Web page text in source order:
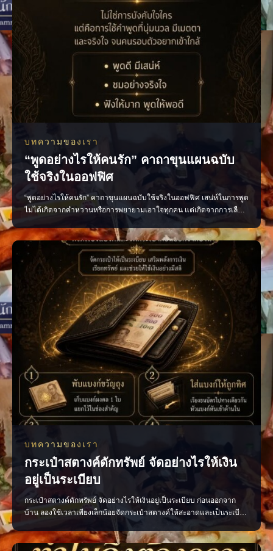
บทความของเรา
“พูดอย่างไรให้คนรัก” คาถาขุนแผนฉบับ
ใช้จริงในออฟฟิศ
“พูดอย่างไรให้คนรัก” คาถาขุนแผนฉบับใช้จริงในออฟฟิศ เสน่ห์ในการพูด
ไม่ได้เกิดจากคำหวานหรือการพยายามเอาใจทุกคน แต่เกิดจากการเลือก
ใช้คำพูดอย่างเหมาะสม น้ำเสียงนุ่มนวล และมีความจริงใจ หลักง่าย ๆ ที่
นำไปใช้ได้จริง พูดดีโดยไม่เสแสร้ง ชื่นชมอย่างจริงใจ รับฟังให้มาก และ
พูดให้พอดี เพียงเปลี่ยนวิธีสื่อสาร บรร
บทความของเรา
กระเป๋าสตางค์ดักทรัพย์ จัดอย่างไรให้เงิน
อยู่เป็นระเบียบ
กระเป๋าสตางค์ดักทรัพย์ จัดอย่างไรให้เงินอยู่เป็นระเบียบ ก่อนออกจาก
บ้าน ลองใช้เวลาเพียงเล็กน้อยจัดกระเป๋าสตางค์ให้สะอาดและเป็นระเบียบ
ตามความเชื่อถือว่าเป็นการเปิดทางรับพลังการเงินที่ดี • เก็บแบงก์ขวัญถุง
แยกไว้ ไม่ควรนำออกมาใช้ • เรียงธนบัตรไปในทิศทางเดียวกัน โดยหัน